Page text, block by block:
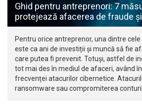
Ghid pentru antreprenori: 7
protejează afacerea de fraude
Pentru orice antreprenor, una dintre
este ca ani de investiții și muncă să fie
care putea fi prevenit. Totuși, astfel de
tot mai des în mediul de afaceri, având
frecvenței atacurilor cibernetice.
ransomware sau compromiterea